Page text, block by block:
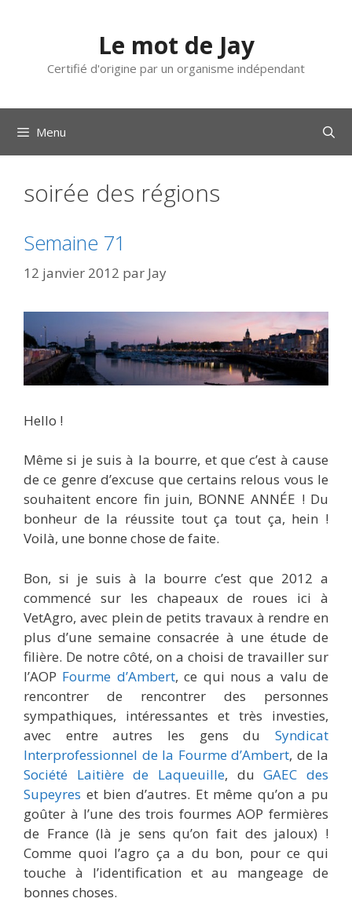
Le mot de Jay
Certifié d'origine par un organisme indépendant
Menu
soirée des régions
Semaine 71
12 janvier 2012 par Jay
Hello !
Même si je suis à la bourre, et que c’est à cause
de ce genre d’excuse que certains relous vous le
souhaitent encore fin juin, BONNE ANNÉE ! Du
bonheur de la réussite tout ça tout ça, hein !
Voilà, une bonne chose de faite.
Bon, si je suis à la bourre c’est que 2012 a
commencé sur les chapeaux de roues ici à
VetAgro, avec plein de petits travaux à rendre en
plus d’une semaine consacrée à une étude de
filière. De notre côté, on a choisi de travailler sur
l’AOP Fourme d’Ambert, ce qui nous a valu de
rencontrer de rencontrer des personnes
sympathiques, intéressantes et très investies,
avec entre autres les gens du Syndicat
Interprofessionnel de la Fourme d’Ambert, de la
Société Laitière de Laqueuille, duGAEC des
Supeyres et bien d’autres. Et même qu’on a pu
goûter à l’une des trois fourmes AOP fermières
de France (là je sens qu’on fait des jaloux) !
Comme quoi l’agro ça a du bon, pour ce qui
touche à l’identification et au mangeage de
bonnes choses.